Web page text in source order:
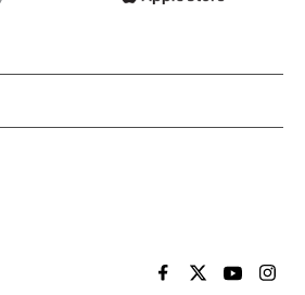
EL PAÍS BRASIL EN
EL PAÍSEL PAÍS
EL